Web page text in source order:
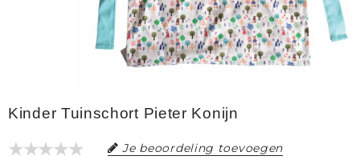
Kinder Tuinschort Pieter Konijn
Je beoordeling toevoegen